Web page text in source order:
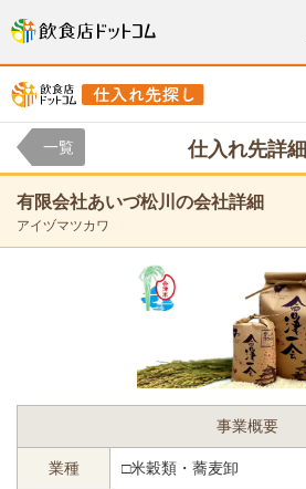
一覧 仕入れ先詳細
有限会社あいづ松川の会社詳細
アイヅマツカワ
事業概要
業種 □米穀類・蕎麦卸